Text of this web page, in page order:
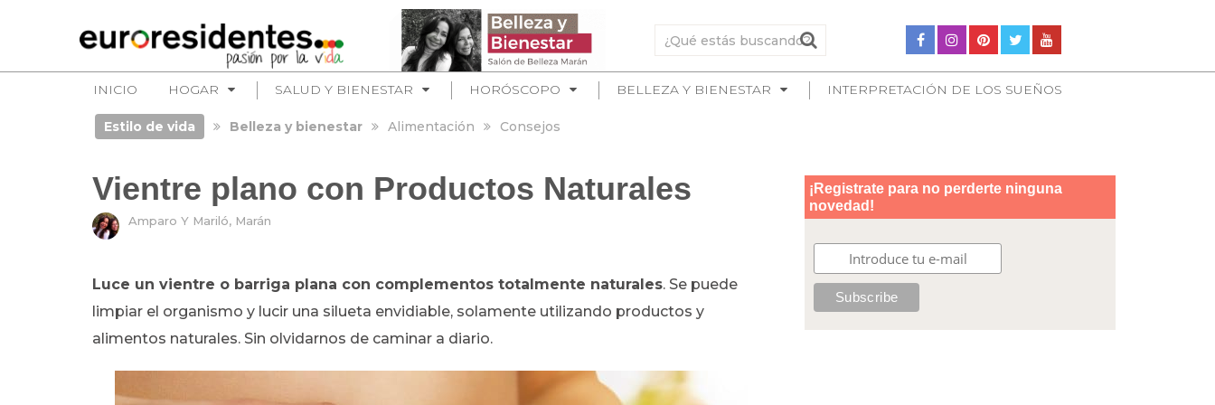
INICIO HOGAR SALUD Y BIENESTAR HORÓSCOPO BELLEZA Y BIENESTAR INTERPRETACIÓN DE LOS SUEÑOS
Estilo de vida Belleza y bienestar Alimentación Consejos
Vientre plano con Productos Naturales
Amparo Y Mariló, Marán
Luce un vientre o barriga plana con complementos totalmente naturales. Se puede
limpiar el organismo y lucir una silueta envidiable, solamente utilizando productos y
alimentos naturales. Sin olvidarnos de caminar a diario.